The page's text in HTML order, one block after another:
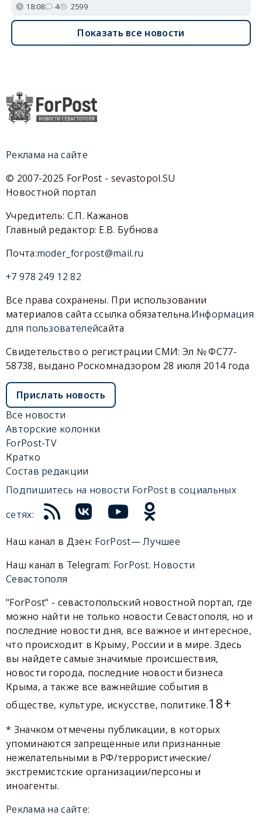
18:08 4 2599
Показать все новости
Реклама на сайте
© 2007-2025 ForPost - sevastopol.SU
Новостной портал
Учредитель: С.П. Кажанов
Главный редактор: Е.В. Бубнова
Почта:moder_forpost@mail.ru
+7 978 249 12 82
Все права сохранены. При использовании
материалов сайта ссылка обязательна.Информация
для пользователейсайта
Свидетельство о регистрации СМИ: Эл № ФС77-
58738, выдано Роскомнадзором 28 июля 2014 года
Прислать новость
Все новости
Авторские колонки
ForPost-TV
Кратко
Состав редакции
Подпишитесь на новости ForPost в социальных
сетях:
Наш канал в Дзен: ForPost— Лучшее
Наш канал в Telegram: ForPost. Новости
Севастополя
"ForPost" - севастопольский новостной портал, где
можно найти не только новости Севастополя, но и
последние новости дня, все важное и интересное,
что происходит в Крыму, России и в мире. Здесь
вы найдете самые значимые происшествия,
новости города, последние новости бизнеса
Крыма, а также все важнейшие события в
обществе, культуре, искусстве, политике.18+
* Значком отмечены публикации, в которых
упоминаются запрещенные или признанные
нежелательными в РФ/террористические/
экстремистские организации/персоны и
иноагенты.
Реклама на сайте: